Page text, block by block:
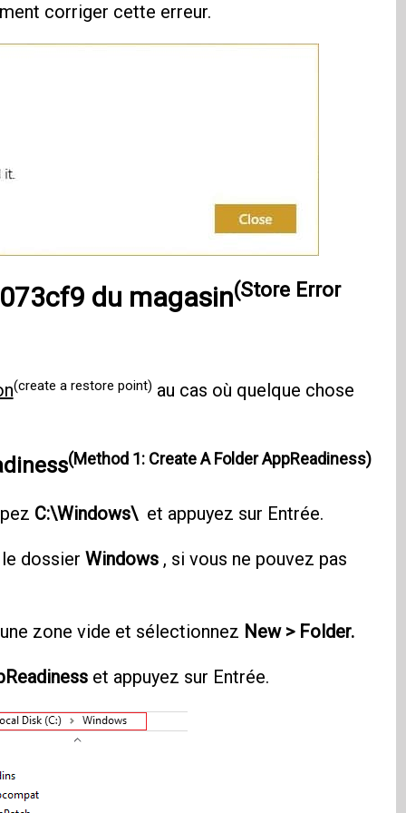
corriger cette erreur.
du magasin(Store Error
(create a restore point) au cas où quelque chose
(Method 1: Create A Folder AppReadiness)
C:\Windows\et appuyez sur Entrée.
dossier Windows, si vous ne pouvez pas
zone vide et sélectionnez New > Folder.
et appuyez sur Entrée.